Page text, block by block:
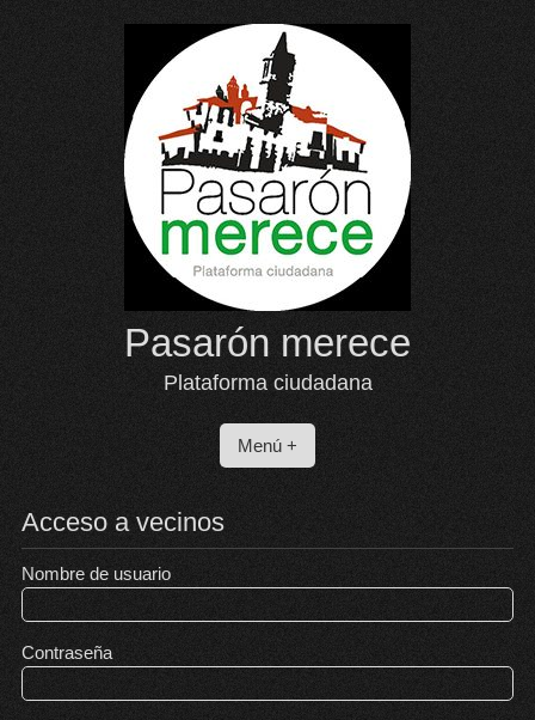
contenido
Pasarón merece
Plataforma ciudadana
Menú +
Acceso a vecinos
Nombre de usuario
Contraseña